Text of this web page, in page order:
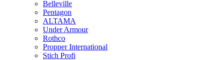
Belleville
Pentagon
ALTAMA
Under Armour
Rothco
Propper International
Stich Profi